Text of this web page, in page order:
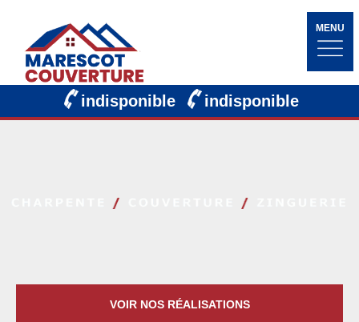
MENU
indisponible indisponible
VOIR NOS RÉALISATIONS